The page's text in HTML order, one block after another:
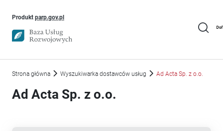
Produkt parp.gov.plUwaga, link otworzy się w nowym oknie
Strona główna Wyszukiwarka dostawców usług Ad Acta Sp. z o.o.
Ad Acta Sp. z o.o.